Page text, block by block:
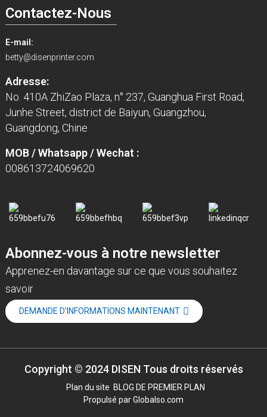
Contactez-Nous
E-mail:
betty@disenprinter.com
Adresse:
No. 410A ZhiZao Plaza, n° 237, Guanghua First Road,
Junhe Street, district de Baiyun, Guangzhou,
Guangdong, Chine
MOB / Whatsapp / Wechat :
008613724069620
Abonnez-vous à notre newsletter
Apprenez-en davantage sur ce que vous souhaitez
savoir
DEMANDE D'INFORMATIONS MAINTENANT
Copyright © 2024 DISEN Tous droits réservés
Plan du site BLOG DE PREMIER PLAN
Propulsé par Globalso.com